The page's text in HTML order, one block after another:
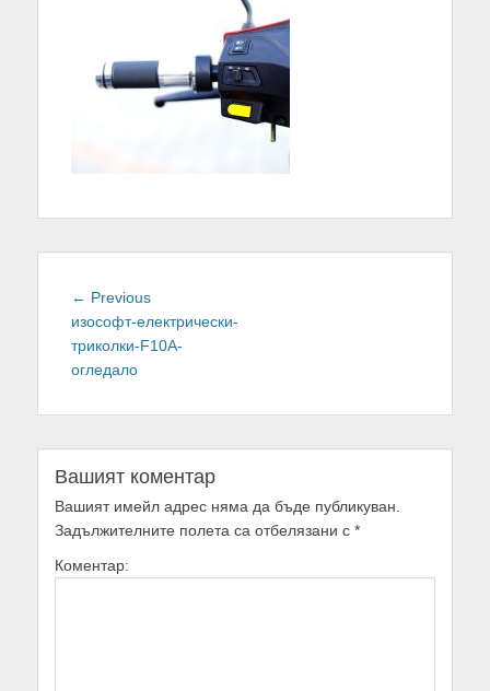
Навигация
← Previous
post:
изософт-електрически-
триколки-F10A-
огледало
Вашият коментар
Вашият имейл адрес няма да бъде публикуван.
Задължителните полета са отбелязани с *
Коментар: